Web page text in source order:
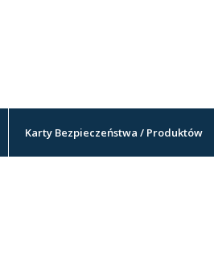
Karty Bezpieczeństwa / Produktów